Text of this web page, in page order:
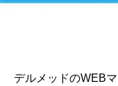
デルメッドのWEB